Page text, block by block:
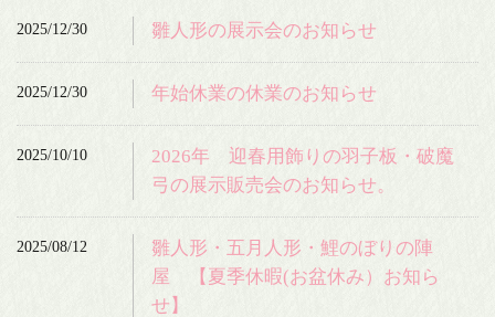
2025/12/30 雛人形の展示会のお知らせ
2025/12/30 年始休業の休業のお知らせ
2025/10/10
2026年 迎春用飾りの羽子板・破魔
弓の展示販売会のお知らせ。
2025/08/12
雛人形・五月人形・鯉のぼりの陣
屋 【夏季休暇(お盆休み）お知ら
せ】